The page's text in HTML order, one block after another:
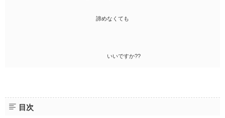
諦めなくても
いいですか??
目次